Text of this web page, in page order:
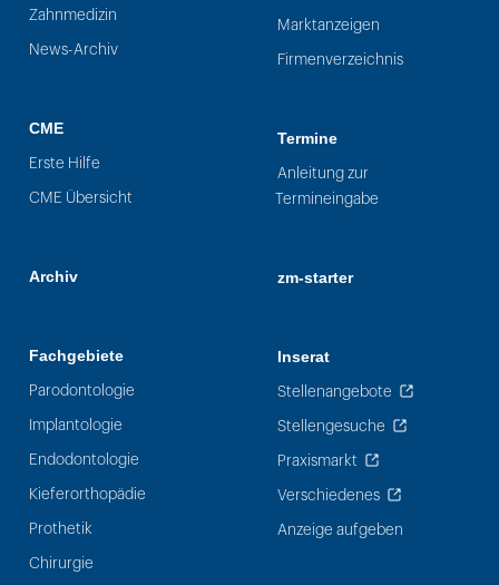
Zahnmedizin
News-Archiv
CME
Erste Hilfe
CME Übersicht
Archiv
Fachgebiete
Parodontologie
Implantologie
Endodontologie
Kieferorthopädie
Prothetik
Chirurgie
Marktanzeigen
Firmenverzeichnis
Termine
Anleitung zur
Termineingabe
zm-starter
Inserat
Stellenangebote
Stellengesuche
Praxismarkt
Verschiedenes
Anzeige aufgeben